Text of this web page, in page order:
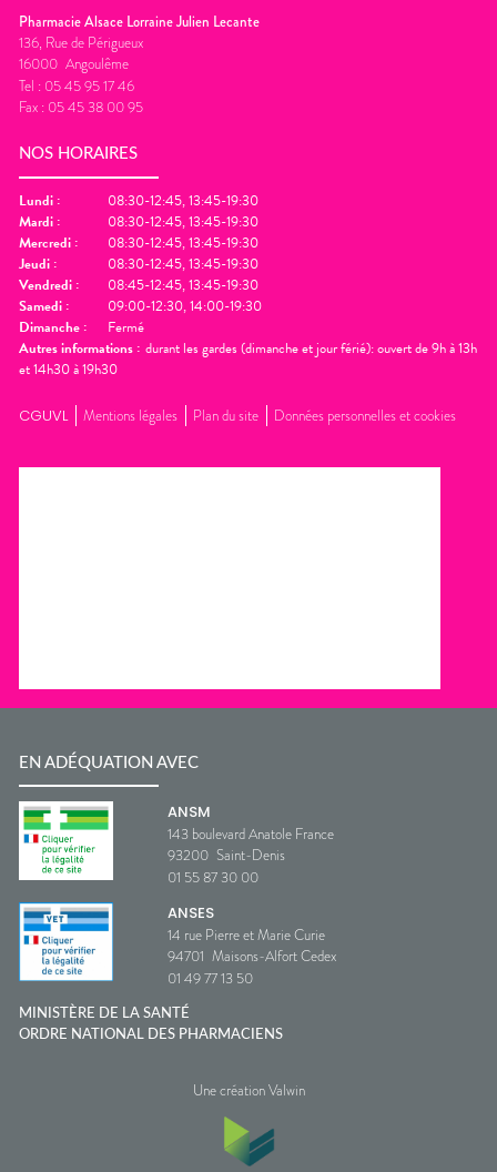
Pharmacie Alsace Lorraine Julien Lecante
136, Rue de Périgueux
16000 Angoulême
Tel : 05 45 95 17 46
Fax : 05 45 38 00 95
NOS HORAIRES
Lundi :
08:30-12:45, 13:45-19:30
Mardi :
08:30-12:45, 13:45-19:30
Mercredi :
08:30-12:45, 13:45-19:30
Jeudi :
08:30-12:45, 13:45-19:30
Vendredi :
08:45-12:45, 13:45-19:30
Samedi :
09:00-12:30, 14:00-19:30
Dimanche :
Fermé
Autres informations : durant les gardes (dimanche et jour férié): ouvert de 9h à 13h
et 14h30 à 19h30
CGUVL Mentions légales Plan du site Données personnelles et cookies
EN ADÉQUATION AVEC
ANSM
143 boulevard Anatole France
93200 Saint-Denis
01 55 87 30 00
ANSES
14 rue Pierre et Marie Curie
94701 Maisons-Alfort Cedex
01 49 77 13 50
MINISTÈRE DE LA SANTÉ
ORDRE NATIONAL DES PHARMACIENS
Une création Valwin